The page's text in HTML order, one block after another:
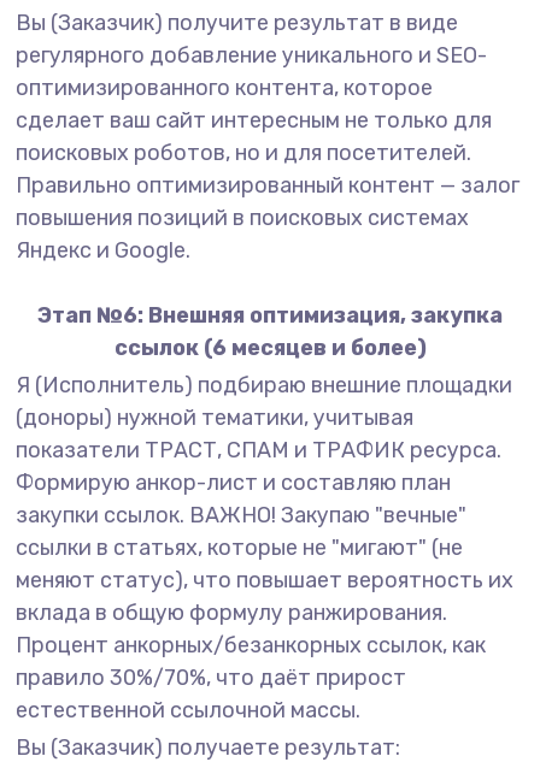
Вы (Заказчик) получите результат в виде
регулярного добавление уникального и SEO-
оптимизированного контента, которое
сделает ваш сайт интересным не только для
поисковых роботов, но и для посетителей.
Правильно оптимизированный контент — залог
повышения позиций в поисковых системах
Яндекс и Google.
Этап №6: Внешняя оптимизация, закупка
ссылок (6 месяцев и более)
Я (Исполнитель) подбираю внешние площадки
(доноры) нужной тематики, учитывая
показатели ТРАСТ, СПАМ и ТРАФИК ресурса.
Формирую анкор-лист и составляю план
закупки ссылок. ВАЖНО! Закупаю "вечные"
ссылки в статьях, которые не "мигают" (не
меняют статус), что повышает вероятность их
вклада в общую формулу ранжирования.
Процент анкорных/безанкорных ссылок, как
правило 30%/70%, что даёт прирост
естественной ссылочной массы.
Вы (Заказчик) получаете результат: